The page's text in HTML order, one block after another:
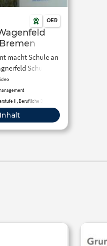
OER
macht Schule an
Schule
II, Berufliche Bildung